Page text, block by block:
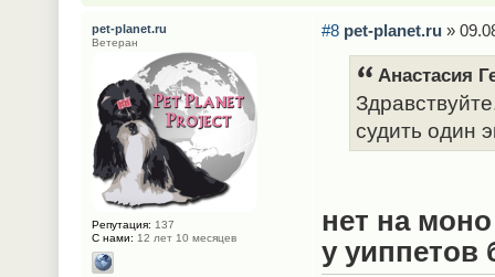
#8 pet-planet.ru »
Анастасия
судить один
нет на
у уиппетов
pet-planet.ru
Ветеран
Репутация: 137
С нами: 12 лет 10 месяцев